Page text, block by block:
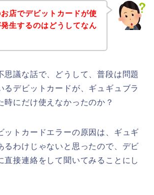
店でデビットカードが使
生するのはどうしてなん
思議な話で、どうして、普段は問題
るデビットカードが、ギュギュブラ
時にだけ使えなかったのか？
ットカードエラーの原因は、ギュギ
るわけじゃないと思ったので、デビ
直接連絡をして聞いてみることにし